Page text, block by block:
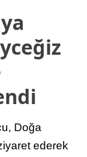
Doğa
ederek